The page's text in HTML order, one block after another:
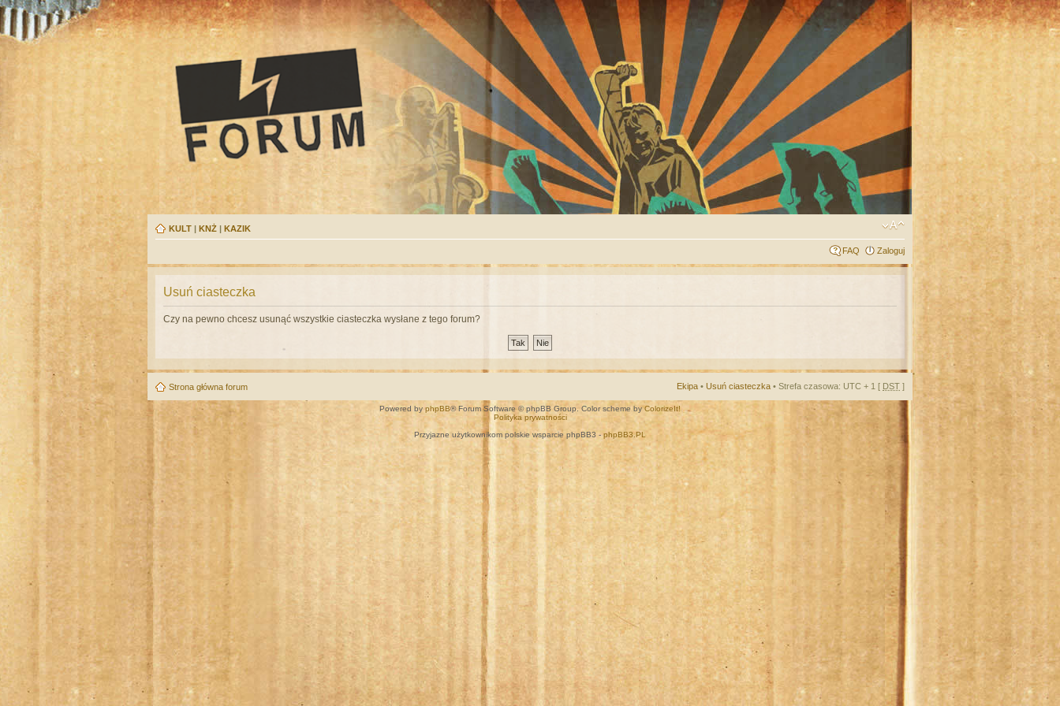
KULT | KNŻ | KAZIK
FAQ Zaloguj
Usuń ciasteczka
Czy na pewno chcesz usunąć wszystkie ciasteczka wysłane z tego forum?
Strona główna forum Ekipa • Usuń ciasteczka • Strefa czasowa: UTC + 1 [ DST ]
Powered by phpBB® Forum Software © phpBB Group. Color scheme byColorizeIt!
Polityka prywatności
Przyjazne użytkownikom polskie wsparcie phpBB3 -phpBB3.PL